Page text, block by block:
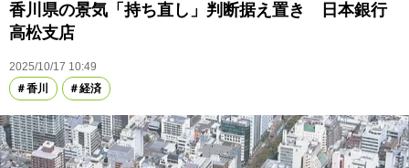
香川県の景気「持ち直し」判断据え置き 日本銀行
高松支店
2025/10/17 10:49
香川
経済